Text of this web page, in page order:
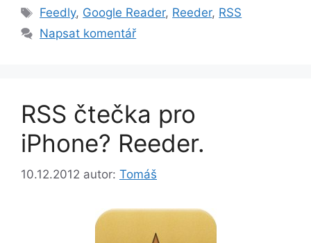
Štítky
Feedly, Google Reader, Reeder, RSS
Napsat komentář
RSS čtečka pro
iPhone? Reeder.
10.12.2012 autor: Tomáš